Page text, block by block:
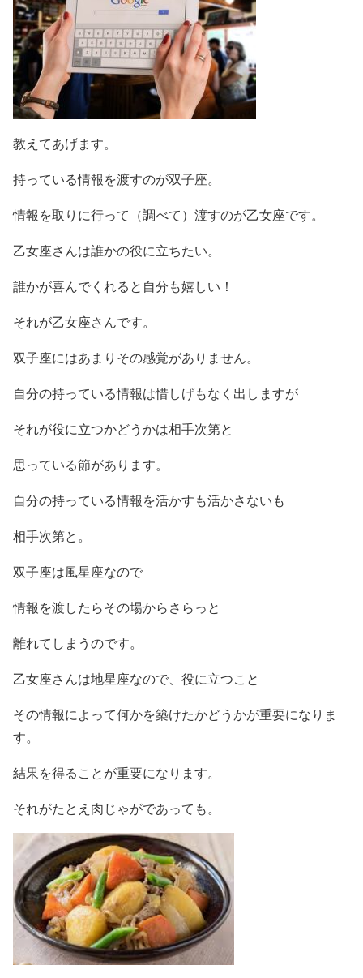
教えてあげます。
持っている情報を渡すのが双子座。
情報を取りに行って（調べて）渡すのが乙女座です。
乙女座さんは誰かの役に立ちたい。
誰かが喜んでくれると自分も嬉しい！
それが乙女座さんです。
双子座にはあまりその感覚がありません。
自分の持っている情報は惜しげもなく出しますが
それが役に立つかどうかは相手次第と
思っている節があります。
自分の持っている情報を活かすも活かさないも
相手次第と。
双子座は風星座なので
情報を渡したらその場からさらっと
離れてしまうのです。
乙女座さんは地星座なので、役に立つこと
その情報によって何かを築けたかどうかが重要になりま
す。
結果を得ることが重要になります。
それがたとえ肉じゃがであっても。